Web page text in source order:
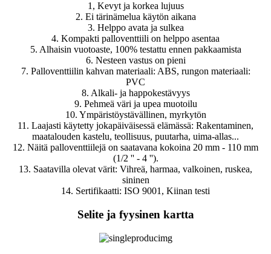
1, Kevyt ja korkea lujuus
2. Ei tärinämelua käytön aikana
3. Helppo avata ja sulkea
4. Kompakti palloventtiili on helppo asentaa
5. Alhaisin vuotoaste, 100% testattu ennen pakkaamista
6. Nesteen vastus on pieni
7. Palloventtiilin kahvan materiaali: ABS, rungon materiaali:
PVC
8. Alkali- ja happokestävyys
9. Pehmeä väri ja upea muotoilu
10. Ympäristöystävällinen, myrkytön
11. Laajasti käytetty jokapäiväisessä elämässä: Rakentaminen,
maatalouden kastelu, teollisuus, puutarha, uima-allas...
12. Näitä palloventtiilejä on saatavana kokoina 20 mm - 110 mm
(1/2 '' - 4 '').
13. Saatavilla olevat värit: Vihreä, harmaa, valkoinen, ruskea,
sininen
14. Sertifikaatti: ISO 9001, Kiinan testi
Selite ja fyysinen kartta